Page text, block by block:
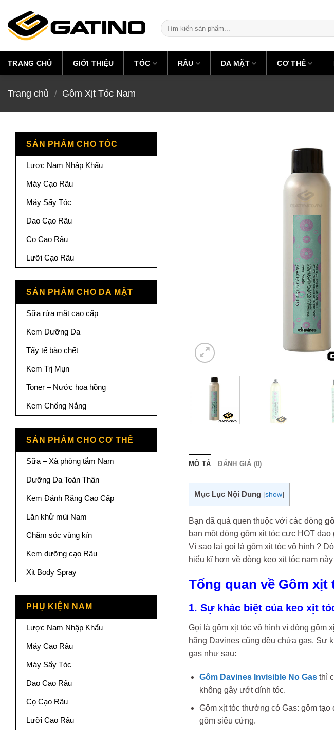
content
Tìm
kiếm:
TRANG CHỦ GIỚI THIỆU TÓC RÂU DA MẶT CƠ THỂ
Trang chủ / Gôm Xịt Tóc Nam
SẢN PHẨM CHO TÓC
Lược Nam Nhập Khẩu
Máy Cạo Râu
Máy Sấy Tóc
Dao Cạo Râu
Cọ Cạo Râu
Lưỡi Cạo Râu
SẢN PHẨM CHO DA MẶT
Sữa rửa mặt cao cấp
Kem Dưỡng Da
Tẩy tế bào chết
Kem Trị Mụn
Toner – Nước hoa hồng
Kem Chống Nắng
SẢN PHẨM CHO CƠ THỂ
Sữa – Xà phòng tắm Nam
Dưỡng Da Toàn Thân
Kem Đánh Răng Cao Cấp
Lăn khử mùi Nam
Chăm sóc vùng kín
Kem dưỡng cạo Râu
Xịt Body Spray
PHỤ KIỆN NAM
Lược Nam Nhập Khẩu
Máy Cạo Râu
Máy Sấy Tóc
Dao Cạo Râu
Cọ Cạo Râu
Lưỡi Cạo Râu
MÔ TẢ ĐÁNH GIÁ (0)
Mục Lục Nội Dung [show]
Bạn đã quá quen thuộc với các dòng
bạn một dòng gôm xịt tóc cực HOT
Vì sao lại gọi là gôm xịt tóc vô hình ?
hiểu kĩ hơn về dòng keo xịt tóc nam
Tổng quan về Gôm xịt
1. Sự khác biệt của keo xịt
Gọi là gôm xịt tóc vô hình vì dòng gôm
hãng Davines cũng đều chứa gas. Sự
gas như sau:
Gôm Davines Invisible No Gas thì
không gây ướt dính tóc.
Gôm xịt tóc thường có Gas: gôm
gôm siêu cứng.